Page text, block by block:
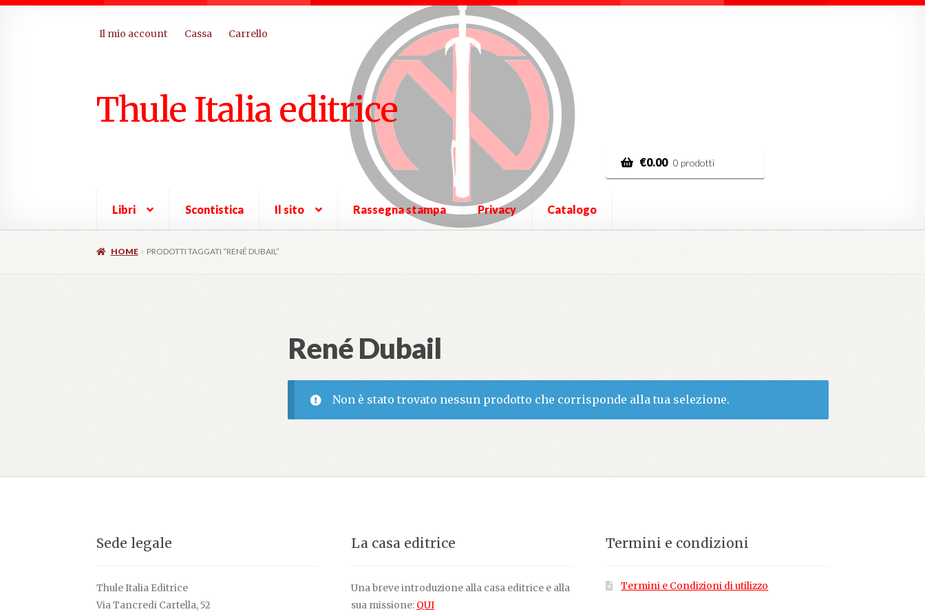
Thule Italia editrice
€0.00 0 prodotti
Libri Scontistica Il sito Rassegna stampa Privacy Catalogo
Il mio account Cassa Carrello
HOME PRODOTTI TAGGATI “RENÉ DUBAIL”
René Dubail
Non è stato trovato nessun prodotto che corrisponde alla tua selezione.
Sede legale
Thule Italia Editrice
Via Tancredi Cartella, 52
La casa editrice
Una breve introduzione alla casa editrice e alla
sua missione: QUI
Termini e condizioni
Termini e Condizioni di utilizzo